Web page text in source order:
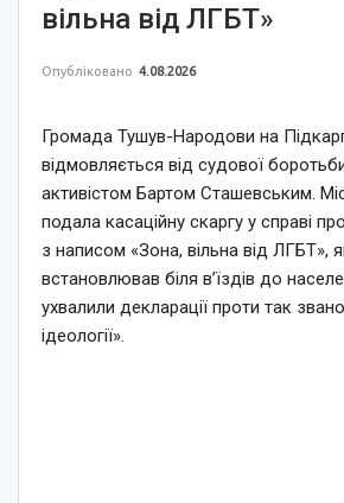
вільна від ЛГБТ»
Опубліковано 4.08.2026
Громада Тушув-Народови на
відмовляється від судової
активістом Бартом Сташевським.
подала касаційну скаргу у справі
з написом «Зона, вільна від ЛГБТ»,
встановлював біля в’їздів до
ухвалили декларації проти так
ідеології».